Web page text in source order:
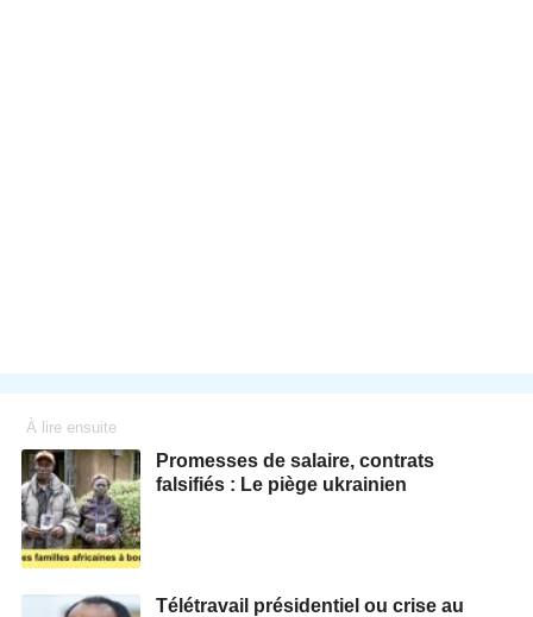
À lire ensuite
Promesses de salaire, contrats
falsifiés : Le piège ukrainien
Télétravail présidentiel ou crise au